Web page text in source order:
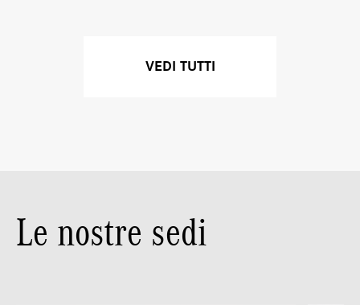
VEDI TUTTI
Le nostre sedi